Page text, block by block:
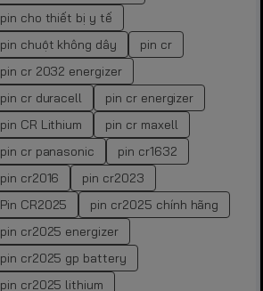
pin cho thiết bị y tế
pin chuột không dây
pin cr
pin cr 2032 energizer
pin cr duracell
pin cr energizer
pin CR Lithium
pin cr maxell
pin cr panasonic
pin cr1632
pin cr2016
pin cr2023
Pin CR2025
pin cr2025 chính hãng
pin cr2025 energizer
pin cr2025 gp battery
pin cr2025 lithium